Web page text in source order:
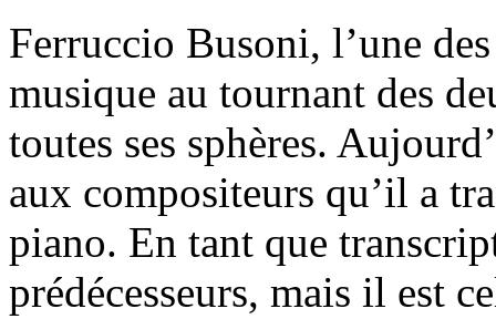
Ferruccio Busoni, l’une
musique au tournant des
toutes ses sphères.
aux compositeurs qu’il a
piano. En tant que
prédécesseurs, mais il est